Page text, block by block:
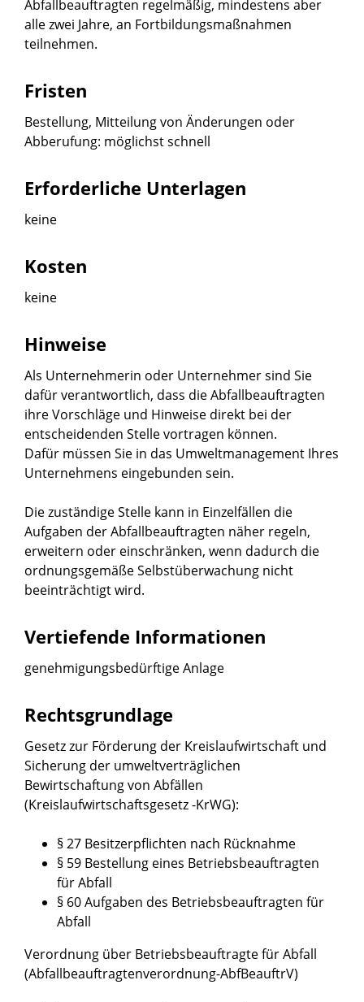
Abfallbeauftragten regelmäßig, mindestens aber
alle zwei Jahre, an Fortbildungsmaßnahmen
teilnehmen.
Fristen
Bestellung, Mitteilung von Änderungen oder
Abberufung: möglichst schnell
Erforderliche Unterlagen
keine
Kosten
keine
Hinweise
Als Unternehmerin oder Unternehmer sind Sie
dafür verantwortlich, dass die Abfallbeauftragten
ihre Vorschläge und Hinweise direkt bei der
entscheidenden Stelle vortragen können.
Dafür müssen Sie in das Umweltmanagement Ihres
Unternehmens eingebunden sein.
Die zuständige Stelle kann in Einzelfällen die
Aufgaben der Abfallbeauftragten näher regeln,
erweitern oder einschränken, wenn dadurch die
ordnungsgemäße Selbstüberwachung nicht
beeinträchtigt wird.
Vertiefende Informationen
genehmigungsbedürftige Anlage
Rechtsgrundlage
Gesetz zur Förderung der Kreislaufwirtschaft und
Sicherung der umweltverträglichen
Bewirtschaftung von Abfällen
(Kreislaufwirtschaftsgesetz -KrWG):
§ 27 Besitzerpflichten nach Rücknahme
§ 59 Bestellung eines Betriebsbeauftragten
für Abfall
§ 60 Aufgaben des Betriebsbeauftragten für
Abfall
Verordnung über Betriebsbeauftragte für Abfall
(Abfallbeauftragtenverordnung-AbfBeauftrV)